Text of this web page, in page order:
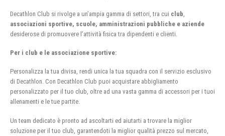
Decathlon Club si rivolge a un’ampia gamma di settori, tra cui club
associazioni sportive, scuole, amministrazioni pubbliche e aziende
desiderose di promuovere l’attività fisica tra dipendenti e clienti.
Per i club e le associazione sportive:
Personalizza la tua divisa, rendi unica la tua squadra con il servizio esclusivo
di Decathlon. Con Decathlon Club puoi acquistare abbigliamento
personalizzato per il tuo club, oltre ad una vasta gamma di accessori per i tuoi
allenamenti e le tue partite.
Un team dedicato è pronto ad ascoltarti ed aiutarti a trovare la miglior
soluzione per il tuo club, garantendoti la miglior qualità prezzo sul mercato,